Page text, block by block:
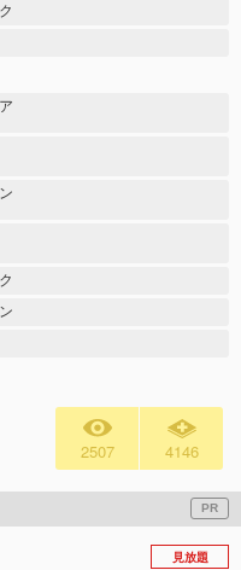
2507 4146
PR
見放題